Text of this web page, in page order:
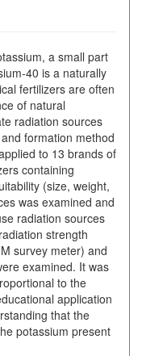
a small part
40 is a naturally
fertilizers are often
of natural
radiation sources
formation method
to 13 brands of
containing
(size, weight,
was examined and
radiation sources
strength
survey meter) and
examined. It was
to the
application
that the
potassium present